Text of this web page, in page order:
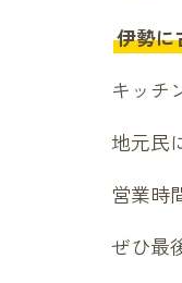
伊勢に
キッチ
地元民
営業時
ぜひ最